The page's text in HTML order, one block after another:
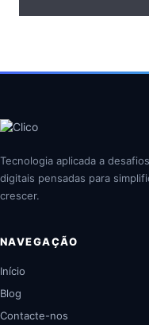
Tecnologia aplicada a
digitais pensadas para
crescer.
NAVEGAÇÃO
Início
Blog
Contacte-nos